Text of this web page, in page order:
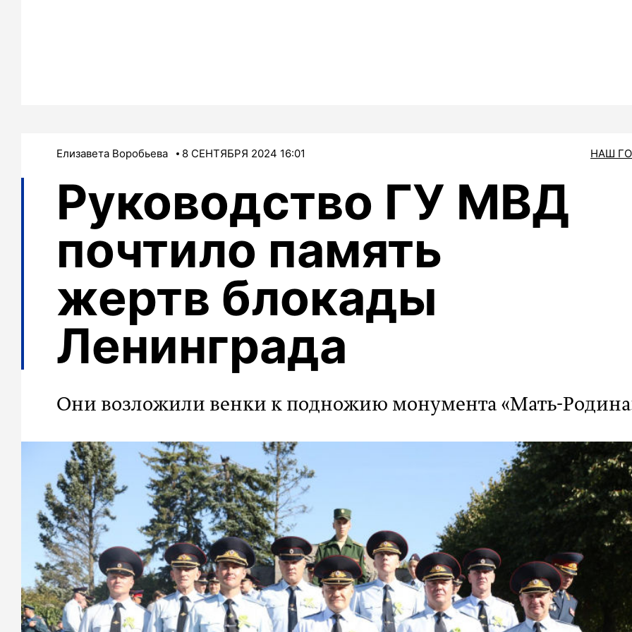
Елизавета Воробьева 8 СЕНТЯБРЯ 2024 16:01 НАШ
Руководство ГУ МВД
почтило память
жертв блокады
Ленинграда
Они возложили венки к подножию монумента «Мать-